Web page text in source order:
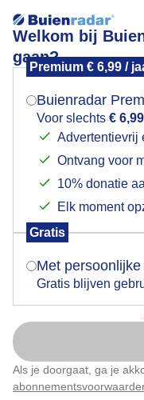
Welkom bij
gaan?
Premium € 6,99 /
Buienradar
Voor slechts €
Advertentievrij
Ontvang voor
10% donatie
Elk moment
Gratis
Met
Gratis blijven
Als je doorgaat, ga je
weerschijnen
Populaire
Lente
Zomer
Mogen we je
Indien je hier nog
verschijnt er zo
Is
Nu
Klik hier